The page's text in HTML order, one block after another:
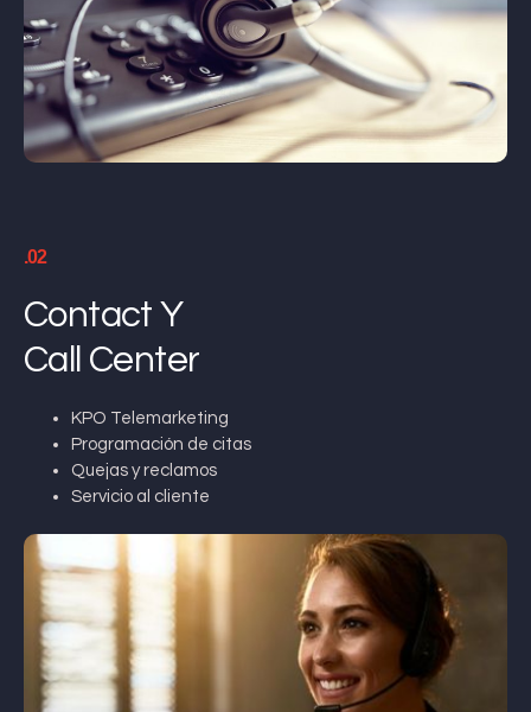
.02
Contact Y
Call Center
KPO Telemarketing
Programación de citas
Quejas y reclamos
Servicio al cliente